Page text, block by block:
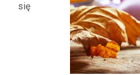
się